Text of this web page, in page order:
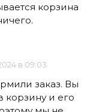
корзина
в 09:03
заказ. Вы
корзину и его